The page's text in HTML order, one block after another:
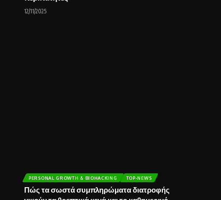
12/11/2025
PERSONAL GROWTH & BIOHACKING TOP-NEWS
Πώς τα σωστά συμπληρώματα διατροφής